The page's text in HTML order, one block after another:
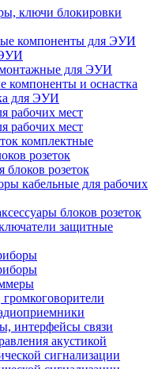
ключи блокировки
компоненты для ЭУИ
для ЭУИ
компоненты и оснастка
для ЭУИ
рабочих мест
рабочих мест
комплектные
розеток
блоков розеток
кабельные для рабочих
блоков розеток
защитные
интерфейсы связи
акустикой
сигнализации